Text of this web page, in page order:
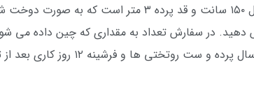
خوری عالی) برای پرده بسیار از آن استقبال می شود. هر پنل پرده دارای عرض هر پنل ۱۵۰ سانت و
در سفارش تعداد به مقداری که چین داده می
از چین عرض پرده تا ابعاد ۹۰ الی ۱۰۵ سانتیمتر کاهش پیدا می